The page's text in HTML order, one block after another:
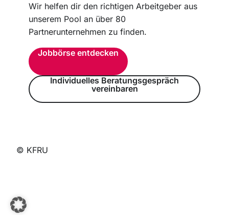
Wir helfen dir den richtigen Arbeitgeber aus
unserem Pool an über 80
Partnerunternehmen zu finden.
Jobbörse entdecken
Individuelles Beratungsgespräch
vereinbaren
© KFRU